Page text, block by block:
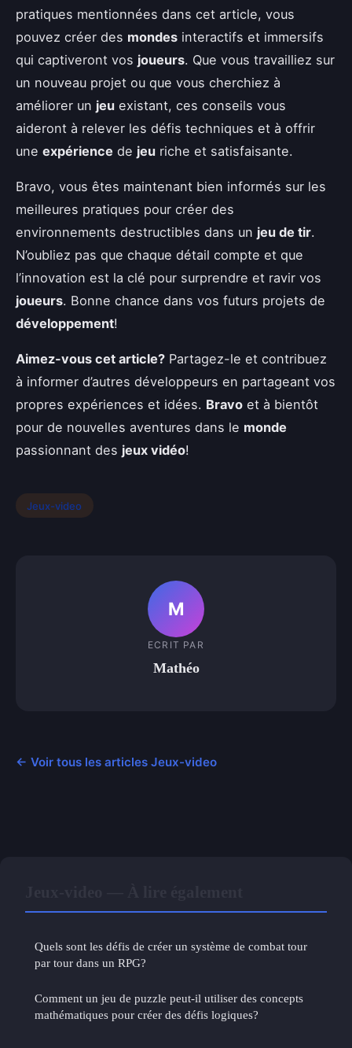
pratiques mentionnées dans cet article, vous
pouvez créer des mondes interactifs et immersifs
qui captiveront vos joueurs. Que vous travailliez sur
un nouveau projet ou que vous cherchiez à
améliorer un jeu existant, ces conseils vous
aideront à relever les défis techniques et à offrir
une expérience de jeu riche et satisfaisante.
Bravo, vous êtes maintenant bien informés sur les
meilleures pratiques pour créer des
environnements destructibles dans un jeu de tir.
N’oubliez pas que chaque détail compte et que
l’innovation est la clé pour surprendre et ravir vos
joueurs. Bonne chance dans vos futurs projets de
développement!
Aimez-vous cet article? Partagez-le et contribuez
à informer d’autres développeurs en partageant vos
propres expériences et idées. Bravo et à bientôt
pour de nouvelles aventures dans le monde
passionnant des jeux vidéo!
Jeux-video
M
ECRIT PAR
Mathéo
← Voir tous les articles Jeux-video
Quels sont les défis de créer un système de combat tour
par tour dans un RPG?
Comment un jeu de puzzle peut-il utiliser des concepts
mathématiques pour créer des défis logiques?